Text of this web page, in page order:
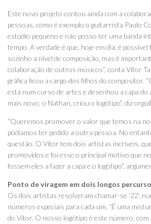
Este novo projeto contou ainda com a
pessoas, como é exemplo o guitarrista Paulo
estúdio pequeno e não posso ter uma banda
tempo. A verdade é que, hoje em dia, é
sozinho a nível de composição, mas é
colaboração de outros músicos”, conta Vítor
gráfica ficou a cargo dos filhos do compositor.
está num curso de artes e desenhou a capa do
mais novo, o Nathan, criou o logótipo”, diz
“Queremos promover o valor que temos na
podíamos ter pedido a outra pessoa. No
questão. O Vítor tem dois artistas incríveis,
promovidos e foi esse o principal motivo que
fossem eles a fazer a capa e o logótipo”,
Ponto de viragem em dois longos
Os dois artistas resolveram chamar-se ‘22’,
números especiais para cada um. “É uma
do Vítor. O nosso logótipo é este número, com